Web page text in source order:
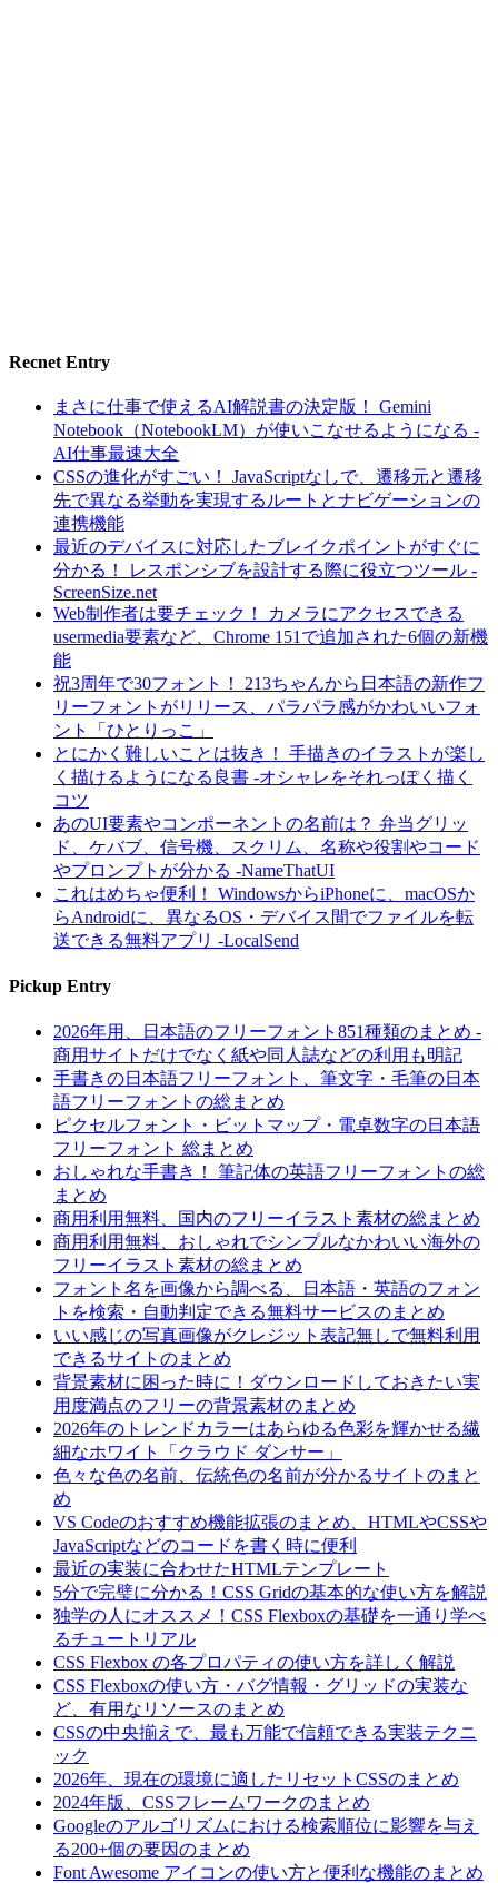
Recnet Entry
まさに仕事で使えるAI解説書の決定版！ Gemini
Notebook（NotebookLM）が使いこなせるようになる -
AI仕事最速大全
CSSの進化がすごい！ JavaScriptなしで、遷移元と遷移
先で異なる挙動を実現するルートとナビゲーションの
連携機能
最近のデバイスに対応したブレイクポイントがすぐに
分かる！ レスポンシブを設計する際に役立つツール -
ScreenSize.net
Web制作者は要チェック！ カメラにアクセスできる
usermedia要素など、Chrome 151で追加された6個の新機
能
祝3周年で30フォント！ 213ちゃんから日本語の新作フ
リーフォントがリリース、パラパラ感がかわいいフォ
ント「ひとりっこ」
とにかく難しいことは抜き！ 手描きのイラストが楽し
く描けるようになる良書 -オシャレをそれっぽく描く
コツ
あのUI要素やコンポーネントの名前は？ 弁当グリッ
ド、ケバブ、信号機、スクリム、名称や役割やコード
やプロンプトが分かる -NameThatUI
これはめちゃ便利！ WindowsからiPhoneに、macOSか
らAndroidに、異なるOS・デバイス間でファイルを転
送できる無料アプリ -LocalSend
Pickup Entry
2026年用、日本語のフリーフォント851種類のまとめ -
商用サイトだけでなく紙や同人誌などの利用も明記
手書きの日本語フリーフォント、筆文字・毛筆の日本
語フリーフォントの総まとめ
ピクセルフォント・ビットマップ・電卓数字の日本語
フリーフォント 総まとめ
おしゃれな手書き！ 筆記体の英語フリーフォントの総
まとめ
商用利用無料、国内のフリーイラスト素材の総まとめ
商用利用無料、おしゃれでシンプルなかわいい海外の
フリーイラスト素材の総まとめ
フォント名を画像から調べる、日本語・英語のフォン
トを検索・自動判定できる無料サービスのまとめ
いい感じの写真画像がクレジット表記無しで無料利用
できるサイトのまとめ
背景素材に困った時に！ダウンロードしておきたい実
用度満点のフリーの背景素材のまとめ
2026年のトレンドカラーはあらゆる色彩を輝かせる繊
細なホワイト「クラウド ダンサー」
色々な色の名前、伝統色の名前が分かるサイトのまと
め
VS Codeのおすすめ機能拡張のまとめ、HTMLやCSSや
JavaScriptなどのコードを書く時に便利
最近の実装に合わせたHTMLテンプレート
5分で完璧に分かる！CSS Gridの基本的な使い方を解説
独学の人にオススメ！CSS Flexboxの基礎を一通り学べ
るチュートリアル
CSS Flexbox の各プロパティの使い方を詳しく解説
CSS Flexboxの使い方・バグ情報・グリッドの実装な
ど、有用なリソースのまとめ
CSSの中央揃えで、最も万能で信頼できる実装テクニ
ック
2026年、現在の環境に適したリセットCSSのまとめ
2024年版、CSSフレームワークのまとめ
Googleのアルゴリズムにおける検索順位に影響を与え
る200+個の要因のまとめ
Font Awesome アイコンの使い方と便利な機能のまとめ